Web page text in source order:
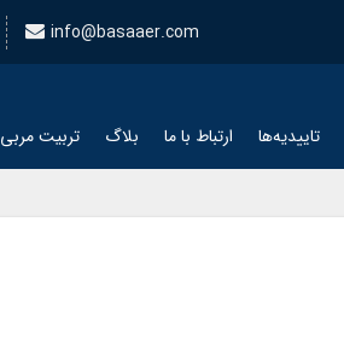
info@basaaer.com
تاییدیه‌ها ارتباط با ما بلاگ تربیت مربی